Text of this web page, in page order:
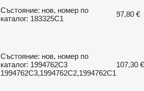
Състояние: нов, номер по
каталог: 183325C1
97,80 €
Състояние: нов, номер по
каталог: 1994762C3
1994762C3,1994762C2,1994762C1
107,30 €